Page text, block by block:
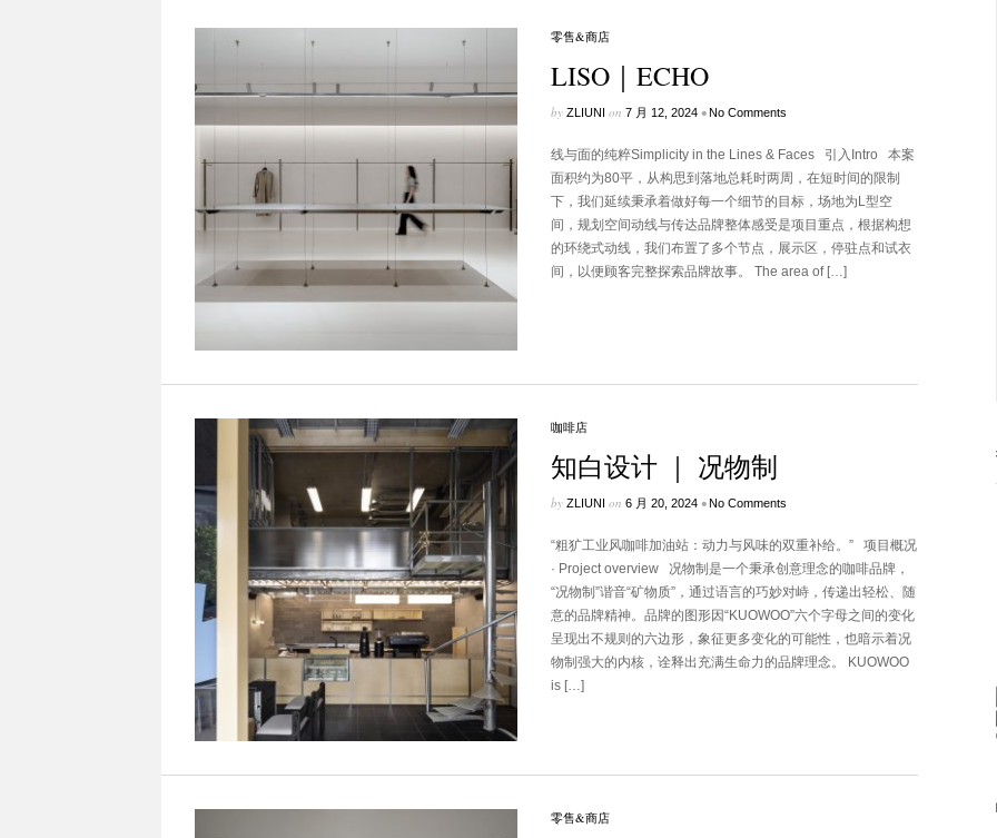
零售&商店
LISO｜ECHO
by ZLIUNI on 7 月 12, 2024 •No Comments
线与面的纯粹Simplicity in the Lines & Faces 引入Intro 本案
面积约为80平，从构思到落地总耗时两周，在短时间的限制
下，我们延续秉承着做好每一个细节的目标，场地为L型空
间，规划空间动线与传达品牌整体感受是项目重点，根据构想
的环绕式动线，我们布置了多个节点，展示区，停驻点和试衣
间，以便顾客完整探索品牌故事。 The area of […]
咖啡店
知白设计 ｜ 况物制
by ZLIUNI on 6 月 20, 2024 •No Comments
“粗犷工业风咖啡加油站：动力与风味的双重补给。” 项目概况
· Project overview 况物制是一个秉承创意理念的咖啡品牌，
“况物制”谐音“矿物质”，通过语言的巧妙对峙，传递出轻松、随
意的品牌精神。品牌的图形因“KUOWOO”六个字母之间的变化
呈现出不规则的六边形，象征更多变化的可能性，也暗示着况
物制强大的内核，诠释出充满生命力的品牌理念。 KUOWOO
is […]
零售&商店